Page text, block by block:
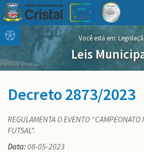
Conteúdo
Menu
conteúdo
do
menu
Você está em:
Leis
Decreto 2873/2023
REGULAMENTA O EVENTO
FUTSAL”.
Data:08-05-2023